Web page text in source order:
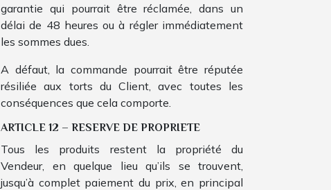
garantie qui pourrait être réclamée, dans un
délai de 48 heures ou à régler immédiatement
les sommes dues.
A défaut, la commande pourrait être réputée
résiliée aux torts du Client, avec toutes les
conséquences que cela comporte.
ARTICLE 12 – RESERVE DE PROPRIETE
Tous les produits restent la propriété du
Vendeur, en quelque lieu qu’ils se trouvent,
jusqu’à complet paiement du prix, en principal